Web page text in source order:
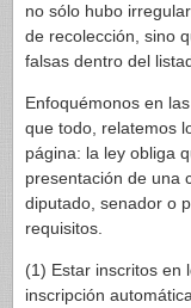
no sólo hubo
de recolección, sino
falsas dentro del
Enfoquémonos en
que todo, relatemos
página: la ley obliga
presentación de una
diputado, senador o
requisitos.
(1) Estar inscritos en
inscripción